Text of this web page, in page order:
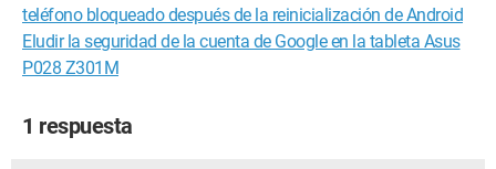
teléfono bloqueado después de la reinicialización de Android
Eludir la seguridad de la cuenta de Google en la tableta Asus
P028 Z301M
1 respuesta